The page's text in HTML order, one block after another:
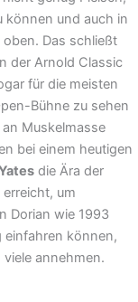
können und auch in
Das schließt
der Arnold Classic
für die meisten
Bühne zu sehen
Muskelmasse
bei einem heutigen
die Ära der
um
Dorian wie 1993
einfahren können,
annehmen.